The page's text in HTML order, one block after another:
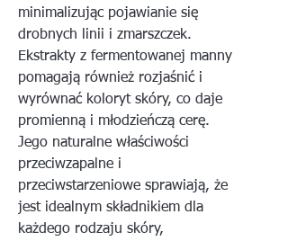
minimalizując pojawianie się
drobnych linii i zmarszczek.
Ekstrakty z fermentowanej manny
pomagają również rozjaśnić i
wyrównać koloryt skóry, co daje
promienną i młodzieńczą cerę.
Jego naturalne właściwości
przeciwzapalne i
przeciwstarzeniowe sprawiają, że
jest idealnym składnikiem dla
każdego rodzaju skóry,